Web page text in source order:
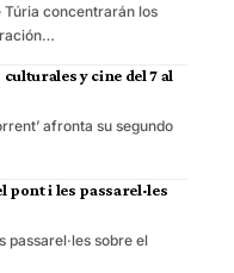
concentrarán los
y cine del 7 al
afronta su segundo
pont i les passarel·les
passarel·les sobre el